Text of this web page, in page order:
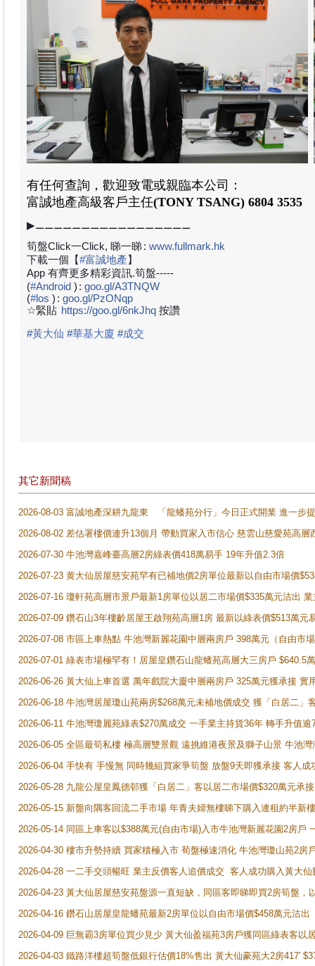
有任何查詢，歡迎致電或親臨本公司：
富誠地產高級客戶主任(TONY TSANG) 6804 3535
▶⚊⚊⚊⚊⚊⚊⚊⚊⚊⚊⚊⚊⚊⚊⚊⚊⚊
筍盤Click一Click, 睇一睇: www.fullmark.hk
下載一個【#富誠地產】
App 有齊更多精彩資訊.筍盤-----
(#Android ) : goo.gl/A3TNQW
(#los ) : goo.gl/PzONqp
☆緊貼 https://goo.gl/6nkJhq 按讚
#黃大仙 #華基大廈 #成交
其它新聞稿
2026-08-03 富誠地產深耕九龍東 「龍蟠苑分行」今日正式開業 進一步
2026-08-02 差估署樓價連升13個月 帶動買家入市信心 慈雲山慈愛苑高層
2026-07-30 牛池灣嘉峰臺高層2房綠表價418萬易手 19年升值2.3倍
2026-07-23 黄大仙居屋慈安苑罕有已補地價2房單位最新以自由市場價
2026-07-16 瓊軒苑高層市景戶最新1房單位以居二市場價$335萬元沽出
2026-07-09 鑽石山3年樓齡居屋王啟翔苑高層1房 最新以綠表價$513萬元
2026-07-08 市區上車熱點 牛池灣新麗花園中層兩房戶 398萬元（自由市
2026-07-01 綠表市場極罕有！居屋皇鑽石山龍蟠苑高層大三房戶
2026-06-26 黃大仙上車首選 萬年戲院大廈中層兩房戶 325萬元獲承接 實
2026-06-18 牛池灣居屋瓊山苑兩房$268萬元未補地價成交 獲「白居二」
2026-06-11 牛池灣瓊麗苑綠表$270萬成交 一手業主持貨36年 轉手升值逾
2026-06-05 全區最筍私樓 極高層雙景觀 遠挑維港夜景及獅子山景 牛池
2026-06-04 手快有 手慢無 同時幾組買家爭筍盤 放盤9天即獲承接 客人
2026-05-28 九龍公屋皇鳳德邨獲「白居二」客以居二市場價$320萬元承接
2026-05-15 新盤向隅客回流二手市場 年青夫婦無樓睇下購入連租約半新
2026-05-14 同區上車客以$388萬元(自由市場)入市牛池灣新麗花園2房戶
2026-04-30 樓市升勢持續 買家積極入市 荀盤極速消化 牛池灣瓊山苑2房
2026-04-28 一二手交頭暢旺 業主反價客人追價成交 客人成功購入黃大
2026-04-23 黃大仙居屋慈安苑盤源一直短缺，同區客即睇即買2房筍盤，
2026-04-16 鑽石山居屋皇龍蟠苑最新2房單位以自由市場價$458萬元沽出
2026-04-09 巨無霸3房單位買少見少 黃大仙盈福苑3房戶獲同區綠表客以
2026-04-03 鐵路洋樓超筍盤低銀行估價18%售出 黃大仙豪苑大2房417'